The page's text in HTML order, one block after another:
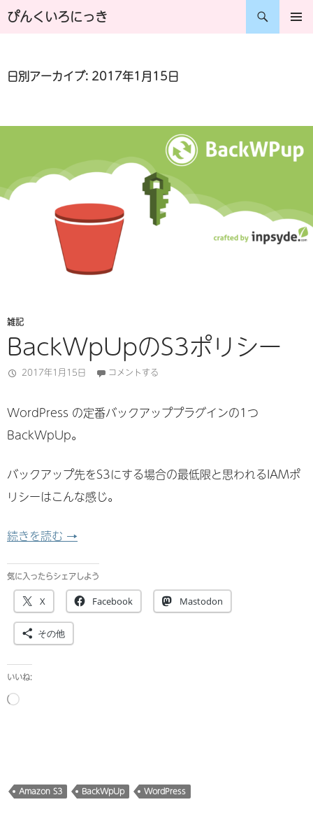
コ
ン
へ
ッ
ぴんくいろにっき
検
日別アーカイブ: 2017年1月15日
雑記
BackWpUpのS3ポリシー
2017年1月15日 コメントする
WordPress の定番バックアッププラグインの1つ
BackWpUp。
バックアップ先をS3にする場合の最低限と思われるIAMポ
リシーはこんな感じ。
続きを読む BackWpUpのS3ポリシー
→
気に入ったらシェアしよう
X Facebook Mastodon
その他
いいね:
読
Amazon S3 BackWpUp WordPress